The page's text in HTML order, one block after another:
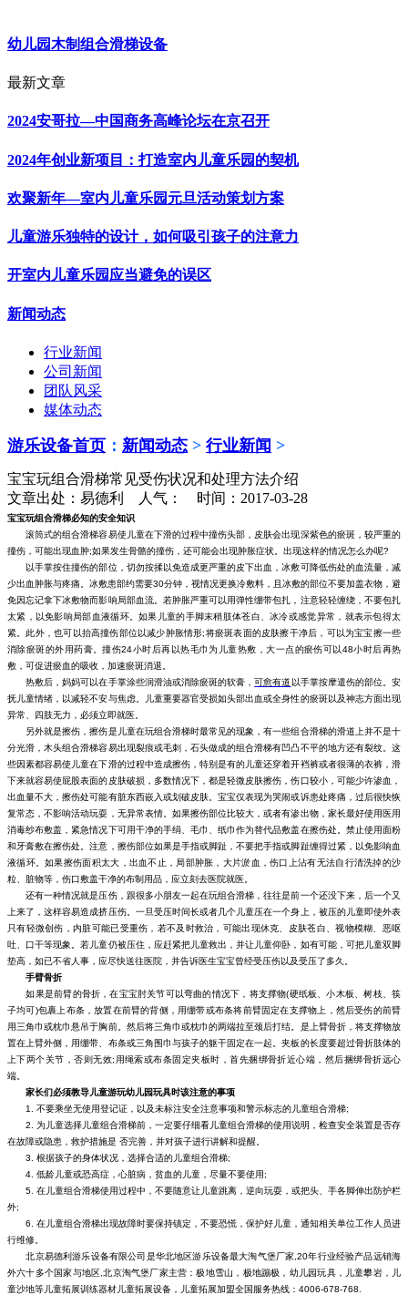
幼儿园木制组合滑梯设备
最新文章
2024安哥拉—中国商务高峰论坛在京召开
2024年创业新项目：打造室内儿童乐园的契机
欢聚新年—室内儿童乐园元旦活动策划方案
儿童游乐独特的设计，如何吸引孩子的注意力
开室内儿童乐园应当避免的误区
新闻动态
行业新闻
公司新闻
团队风采
媒体动态
游乐设备首页 ： 新闻动态 > 行业新闻 >
宝宝玩组合滑梯常见受伤状况和处理方法介绍
文章出处：易德利 人气：
时间：2017-03-28
宝宝玩组合滑梯必知的安全知识
滚筒式的组合滑梯容易使儿童在下滑的过程中撞伤头部，皮肤会出现深紫色的瘀斑，较严重的
撞伤，可能出现血肿;如果发生骨骼的撞伤，还可能会出现肿胀症状。出现这样的情况怎么办呢?
以手掌按住撞伤的部位，切勿按揉以免造成更严重的皮下出血，冰敷可降低伤处的血流量，减
少出血肿胀与疼痛。冰敷患部约需要30分钟，视情况更换冷敷料，且冰敷的部位不要加盖衣物，避
免因忘记拿下冰敷物而影响局部血流。若肿胀严重可以用弹性绷带包扎，注意轻轻缠绕，不要包扎
太紧，以免影响局部血液循环。如果儿童的手脚末稍肢体苍白、冰冷或感觉异常，就表示包得太
紧。此外，也可以抬高撞伤部位以减少肿胀情形;将瘀斑表面的皮肤擦干净后，可以为宝宝擦一些
消除瘀斑的外用药膏。撞伤24小时后再以热毛巾为儿童热敷，大一点的瘀伤可以48小时后再热
敷，可促进瘀血的吸收，加速瘀斑消退。
热敷后，妈妈可以在手掌涂些润滑油或消除瘀斑的软膏，可愈有道 以手掌按摩遣伤的部位。安
抚儿童情绪，以减轻不安与焦虑。儿童重要器官受损如头部出血或全身性的瘀斑以及神志方面出现
异常、四肢无力，必须立即就医。
另外就是擦伤，擦伤是儿童在玩组合滑梯时最常见的现象，有一些组合滑梯的滑道上并不是十
分光滑，木头组合滑梯容易出现裂痕或毛刺，石头做成的组合滑梯有凹凸不平的地方还有裂纹。这
些因素都容易使儿童在下滑的过程中造成擦伤，特别是有的儿童还穿着开裆裤或者很薄的衣裤，滑
下来就容易使屁股表面的皮肤破损，多数情况下，都是轻微皮肤擦伤，伤口较小，可能少许渗血，
出血量不大，擦伤处可能有脏东西嵌入或划破皮肤。宝宝仅表现为哭闹或诉患处疼痛，过后很快恢
复常态，不影响活动玩耍，无异常表情。如果擦伤部位比较大，或者有渗出物，家长最好使用医用
消毒纱布敷盖，紧急情况下可用干净的手绢、毛巾、纸巾作为替代品敷盖在擦伤处。禁止使用面粉
和牙膏敷在擦伤处。注意，擦伤部位如果是手指或脚趾，不要把手指或脚趾缠得过紧，以免影响血
液循环。如果擦伤面积太大，出血不止，局部肿胀，大片淤血，伤口上沾有无法自行清洗掉的沙
粒、脏物等，伤口敷盖干净的布制用品，应立刻去医院就医。
还有一种情况就是压伤，跟很多小朋友一起在玩组合滑梯，往往是前一个还没下来，后一个又
上来了，这样容易造成挤压伤。一旦受压时间长或者几个儿童压在一个身上，被压的儿童即使外表
只有轻微创伤，内脏可能已受重伤，若不及时救治，可能出现休克、皮肤苍白、视物模糊、恶呕
吐、口干等现象。若儿童仍被压住，应赶紧把儿童救出，并让儿童仰卧，如有可能，可把儿童双脚
垫高，如已不省人事，应尽快送往医院，并告诉医生宝宝曾经受压伤以及受压了多久。
手臂骨折
如果是前臂的骨折，在宝宝肘关节可以弯曲的情况下，将支撑物(硬纸板、小木板、树枝、筷
子均可)包裹上布条，放置在前臂的背侧，用绷带或布条将前臂固定在支撑物上，然后受伤的前臂
用三角巾或枕巾悬吊于胸前。然后将三角巾或枕巾的两端拉至颈后打结。是上臂骨折，将支撑物放
置在上臂外侧，用绷带、布条或三角围巾与孩子的躯干固定在一起。夹板的长度要超过骨折肢体的
上下两个关节，否则无效;用绳索或布条固定夹板时，首先捆绑骨折近心端，然后捆绑骨折远心
端。
家长们必须教导儿童游玩幼儿园玩具时该注意的事项
1. 不要乘坐无使用登记证，以及未标注安全注意事项和警示标志的儿童组合滑梯;
2. 为儿童选择儿童组合滑梯前，一定要仔细看儿童组合滑梯的使用说明，检查安全装置是否存
在故障或隐患，救护措施是 否完善，并对孩子进行讲解和提醒。
3. 根据孩子的身体状况，选择合适的儿童组合滑梯;
4. 低龄儿童或恐高症，心脏病，贫血的儿童，尽量不要使用;
5. 在儿童组合滑梯使用过程中，不要随意让儿童跳离，逆向玩耍，或把头、手各脚伸出防护栏
外;
6. 在儿童组合滑梯出现故障时要保持镇定，不要恐慌，保护好儿童，通知相关单位工作人员进
行维修。
北京易德利游乐设备有限公司是华北地区游乐设备最大淘气堡厂家,20年行业经验产品远销海
外六十多个国家与地区,北京淘气堡厂家主营：极地雪山，极地蹦极，幼儿园玩具，儿童攀岩，儿
童沙地等儿童拓展训练器材儿童拓展设备，儿童拓展加盟全国服务热线：4006-678-768.